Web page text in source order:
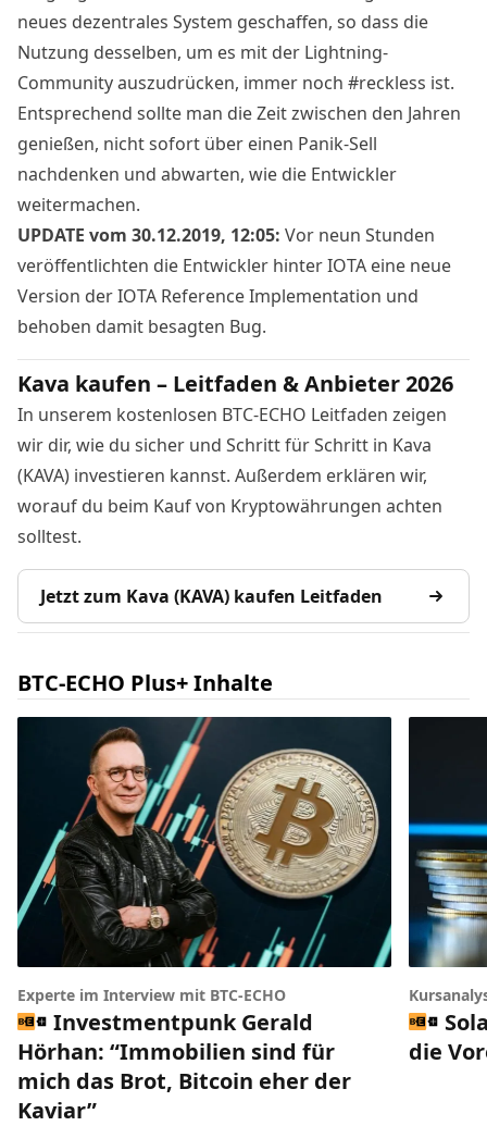
neues dezentrales System geschaffen, so dass die
Nutzung desselben, um es mit der Lightning-
Community auszudrücken, immer noch #reckless ist.
Entsprechend sollte man die Zeit zwischen den Jahren
genießen, nicht sofort über einen Panik-Sell
nachdenken und abwarten, wie die Entwickler
weitermachen.
UPDATE vom 30.12.2019, 12:05: Vor neun Stunden
veröffentlichten die Entwickler hinter IOTA eine neue
Version der IOTA Reference Implementation und
behoben damit besagten Bug.
Kava kaufen – Leitfaden & Anbieter 2026
In unserem kostenlosen BTC-ECHO Leitfaden zeigen
wir dir, wie du sicher und Schritt für Schritt in Kava
(KAVA) investieren kannst. Außerdem erklären wir,
worauf du beim Kauf von Kryptowährungen achten
solltest.
Jetzt zum Kava (KAVA) kaufen Leitfaden
BTC-ECHO Plus+ Inhalte
Experte im Interview mit BTC-ECHO
Investmentpunk Gerald
Hörhan: “Immobilien sind für
mich das Brot, Bitcoin eher der
Kaviar”
die